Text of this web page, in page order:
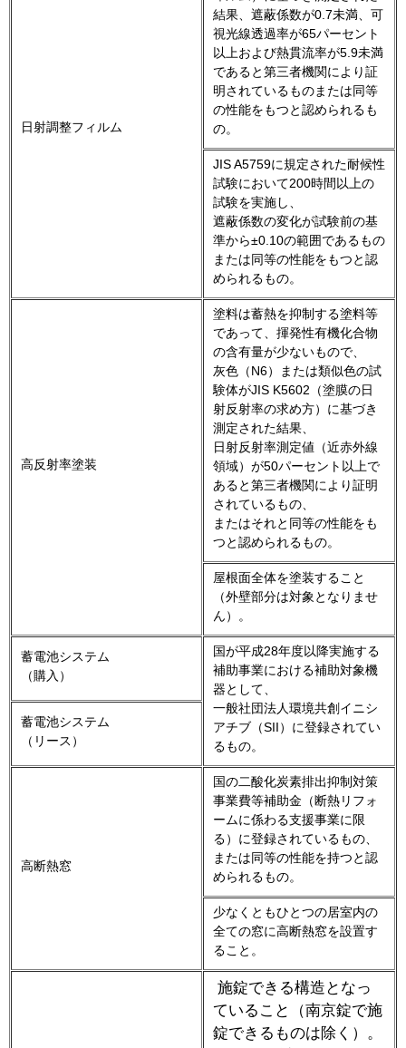
日射調整フィルム
結果、遮蔽係数が0.7未満、可
視光線透過率が65パーセント
以上および熱貫流率が5.9未満
であると第三者機関により証
明されているものまたは同等
の性能をもつと認められるも
の。
JIS A5759に規定された耐候性
試験において200時間以上の
試験を実施し、
遮蔽係数の変化が試験前の基
準から±0.10の範囲であるもの
または同等の性能をもつと認
められるもの。
高反射率塗装
塗料は蓄熱を抑制する塗料等
であって、揮発性有機化合物
の含有量が少ないもので、
灰色（N6）または類似色の試
験体がJIS K5602（塗膜の日
射反射率の求め方）に基づき
測定された結果、
日射反射率測定値（近赤外線
領域）が50パーセント以上で
あると第三者機関により証明
されているもの、
またはそれと同等の性能をも
つと認められるもの。
屋根面全体を塗装すること
（外壁部分は対象となりませ
ん）。
蓄電池システム
（購入）
国が平成28年度以降実施する
補助事業における補助対象機
器として、
一般社団法人環境共創イニシ
アチブ（SII）に登録されてい
るもの。
蓄電池システム
（リース）
高断熱窓
国の二酸化炭素排出抑制対策
事業費等補助金（断熱リフォ
ームに係わる支援事業に限
る）に登録されているもの、
または同等の性能を持つと認
められるもの。
少なくともひとつの居室内の
全ての窓に高断熱窓を設置す
ること。
施錠できる構造となっ
ていること（南京錠で施
錠できるものは除く）。